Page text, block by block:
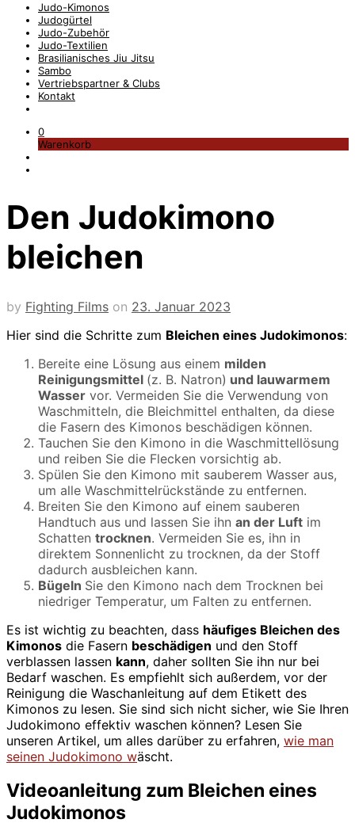
Judo-Kimonos
Judogürtel
Judo-Zubehör
Judo-Textilien
Brasilianisches Jiu Jitsu
Sambo
Vertriebspartner & Clubs
Kontakt
0
Warenkorb
Den Judokimono
bleichen
by Fighting Films on 23. Januar 2023
Hier sind die Schritte zum Bleichen eines Judokimonos:
Bereite eine Lösung aus einem milden
Reinigungsmittel (z. B. Natron) und lauwarmem
Wasser vor. Vermeiden Sie die Verwendung von
Waschmitteln, die Bleichmittel enthalten, da diese
die Fasern des Kimonos beschädigen können.
Tauchen Sie den Kimono in die Waschmittellösung
und reiben Sie die Flecken vorsichtig ab.
Spülen Sie den Kimono mit sauberem Wasser aus,
um alle Waschmittelrückstände zu entfernen.
Breiten Sie den Kimono auf einem sauberen
Handtuch aus und lassen Sie ihn an der Luft im
Schatten trocknen. Vermeiden Sie es, ihn in
direktem Sonnenlicht zu trocknen, da der Stoff
dadurch ausbleichen kann.
Bügeln Sie den Kimono nach dem Trocknen bei
niedriger Temperatur, um Falten zu entfernen.
Es ist wichtig zu beachten, dass häufiges Bleichen des
Kimonos die Fasern beschädigen und den Stoff
verblassen lassen kann, daher sollten Sie ihn nur bei
Bedarf waschen. Es empfiehlt sich außerdem, vor der
Reinigung die Waschanleitung auf dem Etikett des
Kimonos zu lesen. Sie sind sich nicht sicher, wie Sie Ihren
Judokimono effektiv waschen können? Lesen Sie
unseren Artikel, um alles darüber zu erfahren, wie man
seinen Judokimono wäscht.
Videoanleitung zum Bleichen eines
Judokimonos